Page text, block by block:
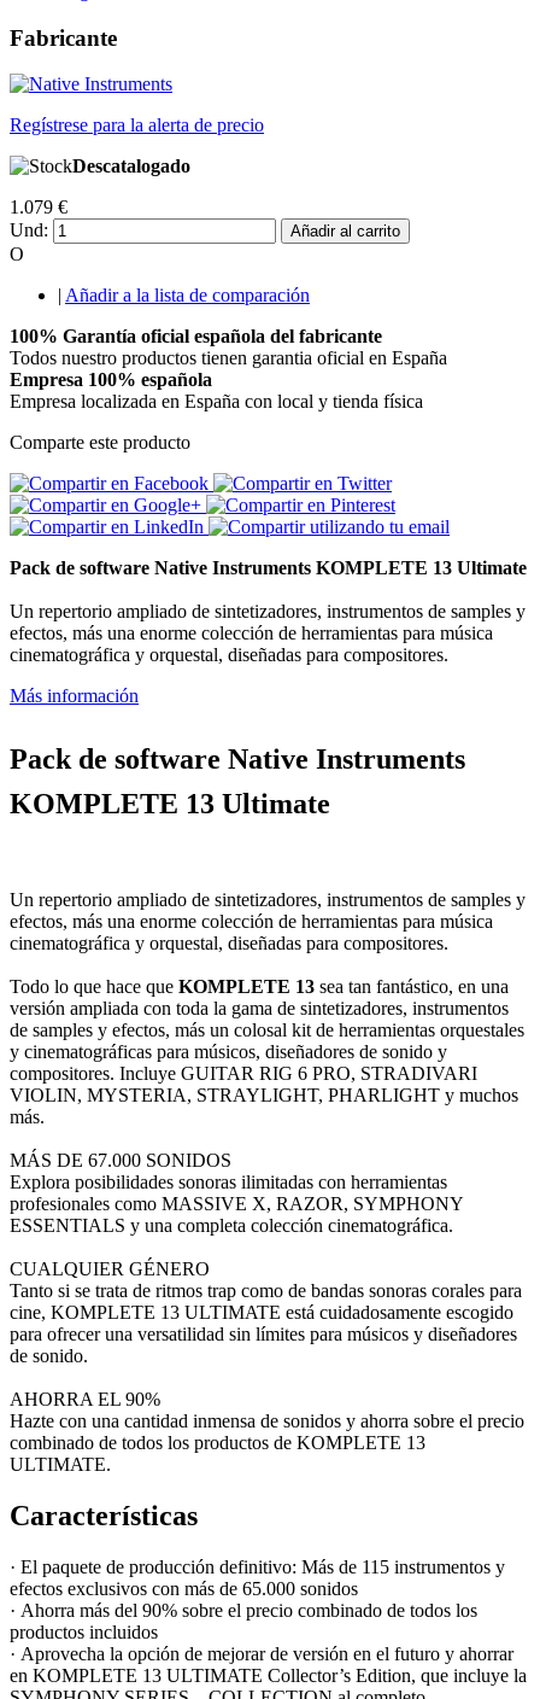
Fabricante
Regístrese para la alerta de precio
Descatalogado
1.079 €
Und:
Añadir al carrito
O
| Añadir a la lista de comparación
100% Garantía oficial española del fabricante
Todos nuestro productos tienen garantia oficial en España
Empresa 100% española
Empresa localizada en España con local y tienda física
Comparte este producto
Pack de software Native Instruments KOMPLETE 13 Ultimate
Un repertorio ampliado de sintetizadores, instrumentos de samples y
efectos, más una enorme colección de herramientas para música
cinematográfica y orquestal, diseñadas para compositores.
Más información
Pack de software Native Instruments
KOMPLETE 13 Ultimate
Un repertorio ampliado de sintetizadores, instrumentos de samples y
efectos, más una enorme colección de herramientas para música
cinematográfica y orquestal, diseñadas para compositores.
Todo lo que hace que KOMPLETE 13 sea tan fantástico, en una
versión ampliada con toda la gama de sintetizadores, instrumentos
de samples y efectos, más un colosal kit de herramientas orquestales
y cinematográficas para músicos, diseñadores de sonido y
compositores. Incluye GUITAR RIG 6 PRO, STRADIVARI
VIOLIN, MYSTERIA, STRAYLIGHT, PHARLIGHT y muchos
más.
MÁS DE 67.000 SONIDOS
Explora posibilidades sonoras ilimitadas con herramientas
profesionales como MASSIVE X, RAZOR, SYMPHONY
ESSENTIALS y una completa colección cinematográfica.
CUALQUIER GÉNERO
Tanto si se trata de ritmos trap como de bandas sonoras corales para
cine, KOMPLETE 13 ULTIMATE está cuidadosamente escogido
para ofrecer una versatilidad sin límites para músicos y diseñadores
de sonido.
AHORRA EL 90%
Hazte con una cantidad inmensa de sonidos y ahorra sobre el precio
combinado de todos los productos de KOMPLETE 13
ULTIMATE.
Características
· El paquete de producción definitivo: Más de 115 instrumentos y
efectos exclusivos con más de 65.000 sonidos
· Ahorra más del 90% sobre el precio combinado de todos los
productos incluidos
· Aprovecha la opción de mejorar de versión en el futuro y ahorrar
en KOMPLETE 13 ULTIMATE Collector’s Edition, que incluye la